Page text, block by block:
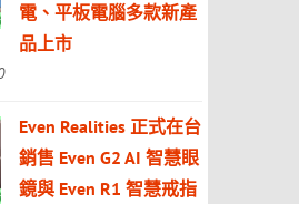
電、平板電腦多款新產
品上市
Even Realities 正式在台
銷售 Even G2 AI 智慧眼
鏡與 Even R1 智慧戒指